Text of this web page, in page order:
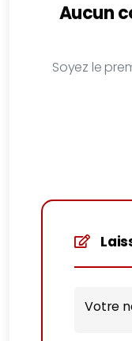
Aucun
Soyez le
Votre